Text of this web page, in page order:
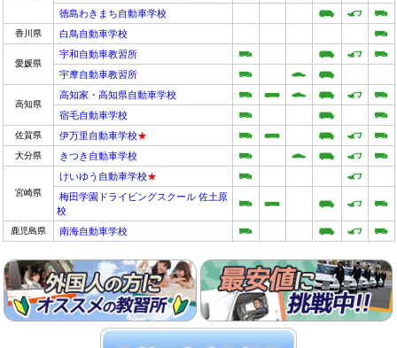
徳島わきまち自動車学校
香川県 白鳥自動車学校
愛媛県
宇和自動車教習所
宇摩自動車教習所
高知県
高知家・高知県自動車学校
宿毛自動車学校
佐賀県 伊万里自動車学校★
大分県 きつき自動車学校
宮崎県
けいゆう自動車学校★
梅田学園ドライビングスクール 佐土原
校
鹿児島県 南海自動車学校